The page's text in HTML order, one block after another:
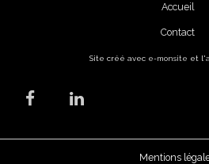
Accueil
Contact
Site créé avec e-monsite et l'
Mentions